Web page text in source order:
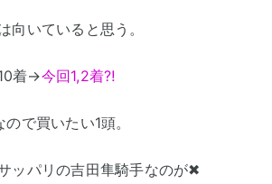
向いていると思う。
着→今回1,2着⁈
で買いたい1頭。
ッパリの吉田隼騎手なのが✖